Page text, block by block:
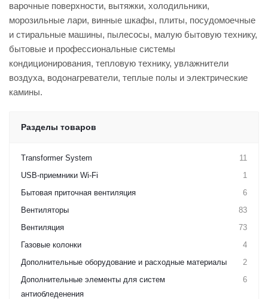
варочные поверхности, вытяжки, холодильники,
морозильные лари, винные шкафы, плиты, посудомоечные
и стиральные машины, пылесосы, малую бытовую технику,
бытовые и профессиональные системы
кондиционирования, тепловую технику, увлажнители
воздуха, водонагреватели, теплые полы и электрические
камины.
Разделы товаров
Transformer System
11
USB-приемники Wi-Fi
1
Бытовая приточная вентиляция
6
Вентиляторы
83
Вентиляция
73
Газовые колонки
4
Дополнительные оборудование и расходные материалы
2
Дополнительные элементы для систем
антиобледенения
6